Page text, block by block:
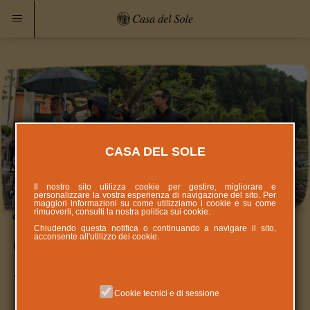
Garda: La pioggia non ferma la
solidarietà
CASA DEL SOLE
Il nostro sito utilizza cookie per gestire, migliorare e
personalizzare la vostra esperienza di navigazione del sito. Per
maggiori informazioni su come utilizziamo i cookie e su come
rimuoverli, consulti la nostra politica suicookie.
Chiudendo questa notifica o continuando a navigare il sito,
acconsente all'utilizzo dei cookie.
Cookie tecnici e di sessione